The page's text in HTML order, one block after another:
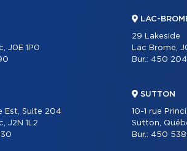
J0E 1P0
Est, Suite 204
J2N 1L2
LAC-
29 Lakeside
Lac Brome,
Bur.: 450
SUTTON
10-1 rue
Sutton,
Bur.: 450